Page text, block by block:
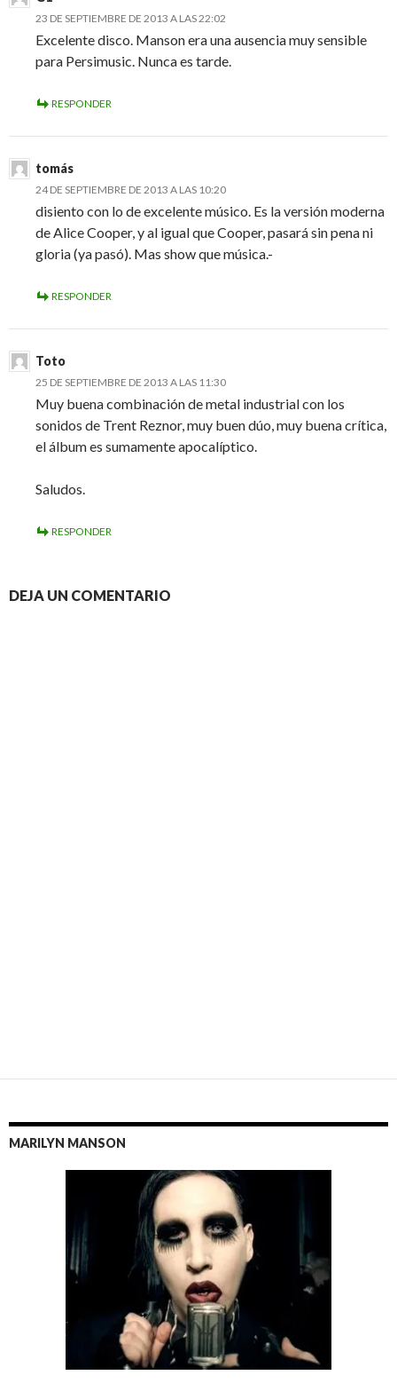
23 DE SEPTIEMBRE DE 2013 A LAS 22:02
Excelente disco. Manson era una ausencia muy sensible
para Persimusic. Nunca es tarde.
RESPONDER
tomás
24 DE SEPTIEMBRE DE 2013 A LAS 10:20
disiento con lo de excelente músico. Es la versión moderna
de Alice Cooper, y al igual que Cooper, pasará sin pena ni
gloria (ya pasó). Mas show que música.-
RESPONDER
Toto
25 DE SEPTIEMBRE DE 2013 A LAS 11:30
Muy buena combinación de metal industrial con los
sonidos de Trent Reznor, muy buen dúo, muy buena crítica,
el álbum es sumamente apocalíptico.
Saludos.
RESPONDER
DEJA UN COMENTARIO
MARILYN MANSON